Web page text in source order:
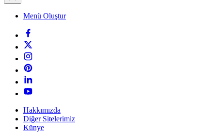
Menü Oluştur
Hakkımızda
Diğer Sitelerimiz
Künye